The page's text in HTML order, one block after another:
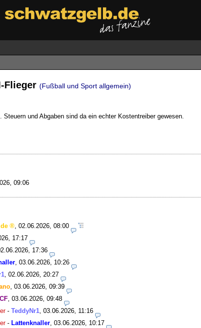
Flieger (Fußball und Sport allgemein)
und Abgaben sind da ein echter Kostentreiber gewesen.
09:06
02.06.2026, 08:00
17:17
17:36
03.06.2026, 10:26
02.06.2026, 20:27
03.06.2026, 09:39
CF 03.06.2026, 09:48
- TeddyNr1 03.06.2026, 11:16
- Lattenknaller 03.06.2026, 10:17